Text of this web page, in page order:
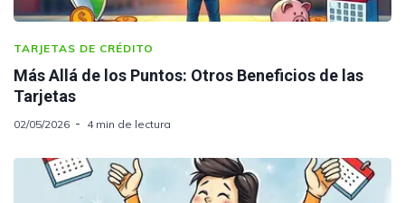
TARJETAS DE CRÉDITO
Más Allá de los Puntos: Otros Beneficios de las
Tarjetas
02/05/2026 4 min de lectura